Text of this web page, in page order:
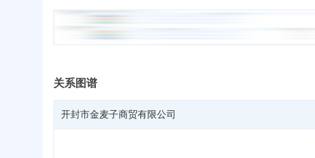
关系图谱
开封市金麦子商贸有限公司